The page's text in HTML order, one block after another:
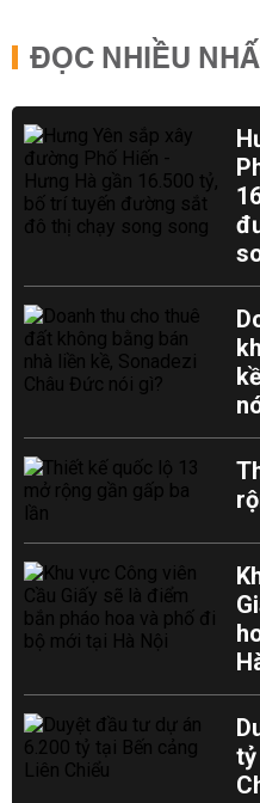
ĐỌC NHIỀU